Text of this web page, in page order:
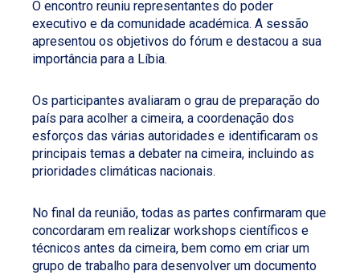
O encontro reuniu representantes do poder
executivo e da comunidade académica. A sessão
apresentou os objetivos do fórum e destacou a sua
importância para a Líbia.
Os participantes avaliaram o grau de preparação do
país para acolher a cimeira, a coordenação dos
esforços das várias autoridades e identificaram os
principais temas a debater na cimeira, incluindo as
prioridades climáticas nacionais.
No final da reunião, todas as partes confirmaram que
concordaram em realizar workshops científicos e
técnicos antes da cimeira, bem como em criar um
grupo de trabalho para desenvolver um documento